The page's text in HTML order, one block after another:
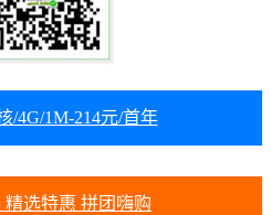
/4G/1M-214元/首年
精选特惠 拼团嗨购